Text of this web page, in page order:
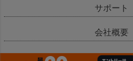
サポート
会社概要